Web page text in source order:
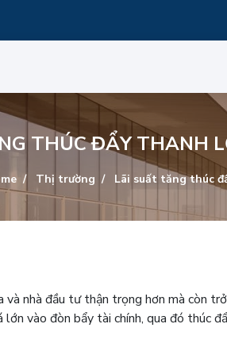
THÚC ĐẨY THANH
Thị trường Lãi suất tăng thúc
nhà đầu tư thận trọng hơn mà còn
vào đòn bẩy tài chính, qua đó thúc